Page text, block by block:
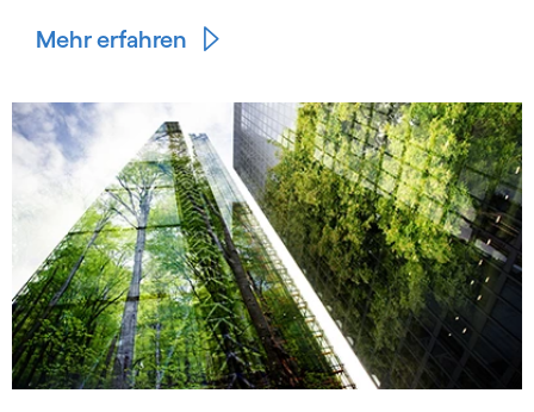
Mehr erfahren